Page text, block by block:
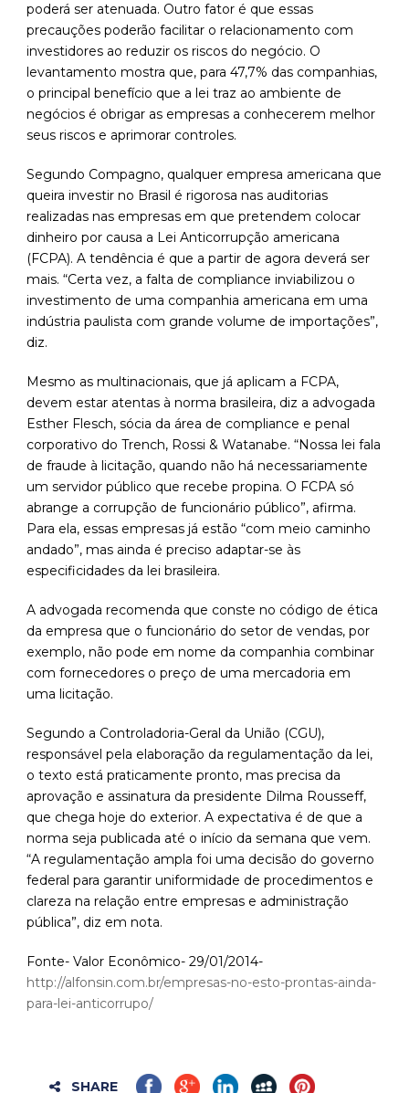
poderá ser atenuada. Outro fator é que essas
precauções poderão facilitar o relacionamento com
investidores ao reduzir os riscos do negócio. O
levantamento mostra que, para 47,7% das companhias,
o principal benefício que a lei traz ao ambiente de
negócios é obrigar as empresas a conhecerem melhor
seus riscos e aprimorar controles.
Segundo Compagno, qualquer empresa americana que
queira investir no Brasil é rigorosa nas auditorias
realizadas nas empresas em que pretendem colocar
dinheiro por causa a Lei Anticorrupção americana
(FCPA). A tendência é que a partir de agora deverá ser
mais. “Certa vez, a falta de compliance inviabilizou o
investimento de uma companhia americana em uma
indústria paulista com grande volume de importações”,
diz.
Mesmo as multinacionais, que já aplicam a FCPA,
devem estar atentas à norma brasileira, diz a advogada
Esther Flesch, sócia da área de compliance e penal
corporativo do Trench, Rossi & Watanabe. “Nossa lei fala
de fraude à licitação, quando não há necessariamente
um servidor público que recebe propina. O FCPA só
abrange a corrupção de funcionário público”, afirma.
Para ela, essas empresas já estão “com meio caminho
andado”, mas ainda é preciso adaptar-se às
especificidades da lei brasileira.
A advogada recomenda que conste no código de ética
da empresa que o funcionário do setor de vendas, por
exemplo, não pode em nome da companhia combinar
com fornecedores o preço de uma mercadoria em
uma licitação.
Segundo a Controladoria-Geral da União (CGU),
responsável pela elaboração da regulamentação da lei,
o texto está praticamente pronto, mas precisa da
aprovação e assinatura da presidente Dilma Rousseff,
que chega hoje do exterior. A expectativa é de que a
norma seja publicada até o início da semana que vem.
“A regulamentação ampla foi uma decisão do governo
federal para garantir uniformidade de procedimentos e
clareza na relação entre empresas e administração
pública”, diz em nota.
Fonte- Valor Econômico- 29/01/2014-
http://alfonsin.com.br/empresas-no-esto-prontas-ainda-
para-lei-anticorrupo/
SHARE